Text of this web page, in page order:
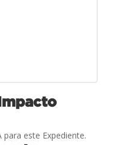
este Expediente.